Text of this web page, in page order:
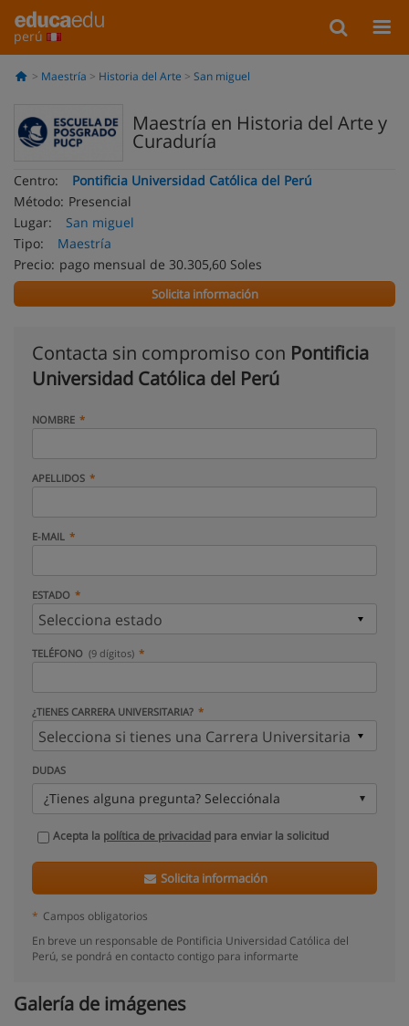
perú
Maestría Historia del Arte San miguel
Maestría en Historia del Arte y
Curaduría
Centro:
Pontificia Universidad Católica del Perú
Método: Presencial
Lugar:
San miguel
Tipo:
Maestría
Precio: pago mensual de 30.305,60 Soles
Solicita información
Contacta sin compromiso con Pontificia
Universidad Católica del Perú
NOMBRE
APELLIDOS
E-MAIL
ESTADO
TELÉFONO (9 dígitos)
¿TIENES CARRERA UNIVERSITARIA?
DUDAS
¿Tienes alguna pregunta? Selecciónala
Acepta la política de privacidad para enviar la solicitud
Solicita información
* Campos obligatorios
En breve un responsable de Pontificia Universidad Católica del
Perú, se pondrá en contacto contigo para informarte
Galería de imágenes